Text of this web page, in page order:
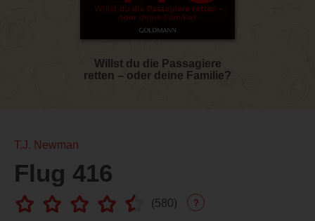
Willst du die Passagiere
retten – oder deine Familie?
T.J. Newman
Flug 416
(580) ?